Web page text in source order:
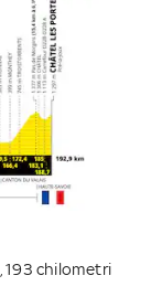
, 193 chilometri